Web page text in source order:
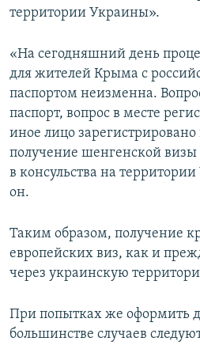
территории Украины».
«На сегодняшний день
для жителей Крыма с
паспортом неизменна.
паспорт, вопрос в месте
иное лицо
получение шенгенской визы
в консульства на
он.
Таким образом, получение
европейских виз, как и
через украинскую
При попытках же оформить
большинстве случаев